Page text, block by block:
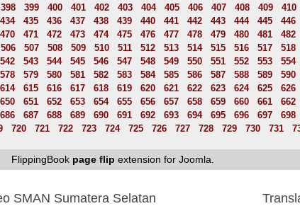
398 399 400 401 402 403 404 405 406 407 408 409 410
434 435 436 437 438 439 440 441 442 443 444 445 446
470 471 472 473 474 475 476 477 478 479 480 481 482
506 507 508 509 510 511 512 513 514 515 516 517 518
542 543 544 545 546 547 548 549 550 551 552 553 554
578 579 580 581 582 583 584 585 586 587 588 589 590
614 615 616 617 618 619 620 621 622 623 624 625 626
650 651 652 653 654 655 656 657 658 659 660 661 662
686 687 688 689 690 691 692 693 694 695 696 697 698
720 721 722 723 724 725 726 727 728 729 730 731
FlippingBook page flip extension for Joomla.
SMAN Sumatera Selatan